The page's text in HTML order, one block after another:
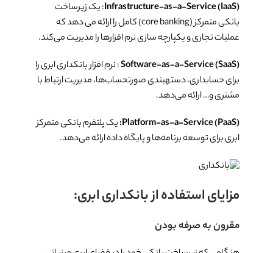
Infrastructure-as-a-Service (IaaS): یک زیرساخت
بانکی متمرکز (core banking) کامل را ارائه می دهد که
عملیات تجاری و یکپارچه سازی نرم افزارها را مدیریت می‌کند.
Software-as-a-Service (SaaS): نرم افزار بانکداری ابری را
برای حسابداری، دسته­بندی صورتحساب‌ها، مدیریت ارتباط با
مشتری و… ارائه می‌دهد.
Platform-as-a-Service (PaaS)
:یک پلتفرم بانکی متمرکز
ابری برای توسعه برنامه‌ها و پایگاه داده ارائه می‌دهد.
مزایای استفاده از بانکداری ابری:
مقرون به صرفه بودن